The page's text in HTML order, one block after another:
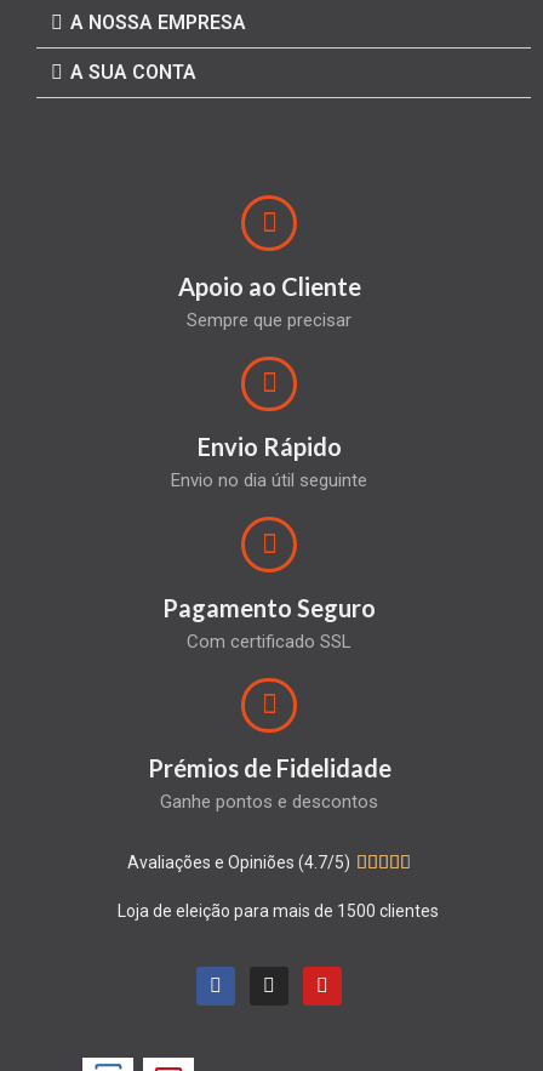
A NOSSA EMPRESA
A SUA CONTA
Apoio ao Cliente
Sempre que precisar
Envio Rápido
Envio no dia útil seguinte
Pagamento Seguro
Com certificado SSL
Prémios de Fidelidade
Ganhe pontos e descontos
Avaliações e Opiniões (4.7/5)     
Loja de eleição para mais de 1500 clientes